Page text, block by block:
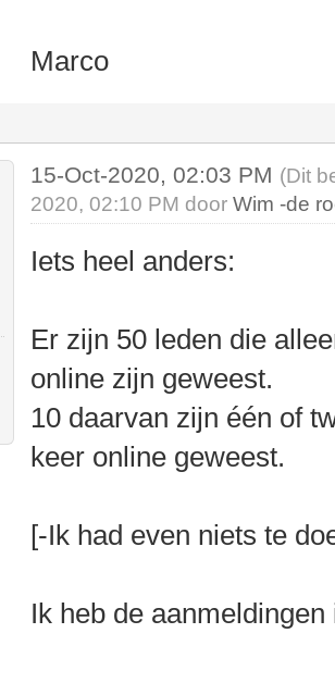
Marco
15-Oct-2020, 02:03 PM (Dit
2020, 02:10 PM doorWim -de
Iets heel anders:
Er zijn 50 leden die
online zijn geweest.
10 daarvan zijn één of
keer online geweest.
[-Ik had even niets te
Ik heb de